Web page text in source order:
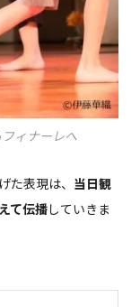
ィナーレへ
表現は、 当日観
て伝播していきま